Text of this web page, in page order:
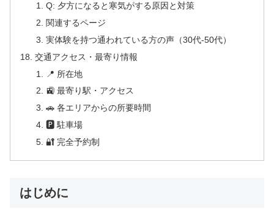
Q: 夕方になると寒気がする原因と対策
関連するページ
実体験を持つ通われている方の声（30代-50代）
交通アクセス・最寄り情報
📍 所在地
🚉 最寄り駅・アクセス
🚗 各エリアからの所要時間
🅿 駐車場
🔐 完全予約制
はじめに